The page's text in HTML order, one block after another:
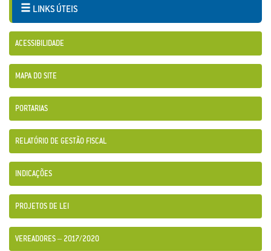
LINKS ÚTEIS
ACESSIBILIDADE
MAPA DO SITE
PORTARIAS
RELATÓRIO DE GESTÃO FISCAL
INDICAÇÕES
PROJETOS DE LEI
VEREADORES – 2017/2020